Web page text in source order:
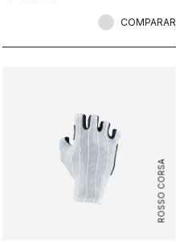
profesionales, donde cada vatio
chaqueta más rápida en las pruebas
COMPARAR
ROSSO CORSA